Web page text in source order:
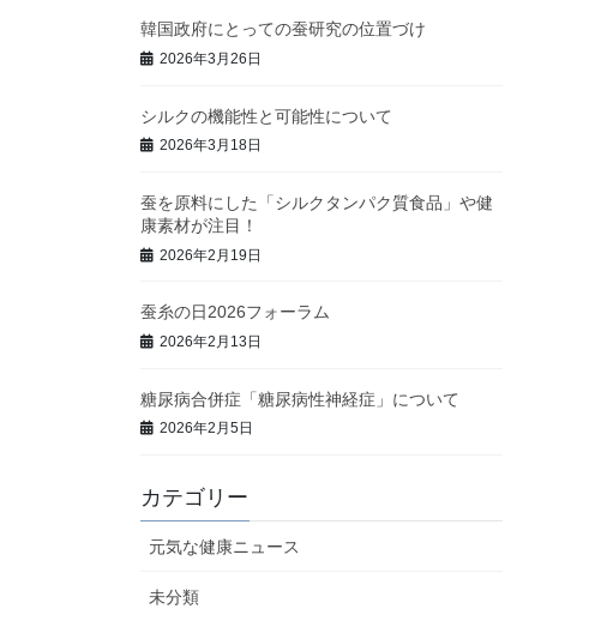
韓国政府にとっての蚕研究の位置づけ
2026年3月26日
シルクの機能性と可能性について
2026年3月18日
蚕を原料にした「シルクタンパク質食品」や健
康素材が注目！
2026年2月19日
蚕糸の日2026フォーラム
2026年2月13日
糖尿病合併症「糖尿病性神経症」について
2026年2月5日
カテゴリー
元気な健康ニュース
未分類